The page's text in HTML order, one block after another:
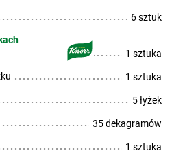
6 sztuk
1 sztuka
1 sztuka
5 łyżek
35 dekagramów
1 sztuka